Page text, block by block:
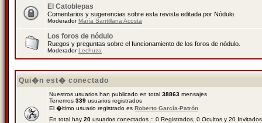
El Catoblepas
Comentarios y sugerencias sobre esta revista editada por Nódulo.
ModeradorMaría Santillana Acosta
Los foros de nódulo
Ruegos y preguntas sobre el funcionamiento de los foros de nódulo.
ModeradorLechuza
Qui�n est� conectado
Nuestros usuarios han publicado en total 38863 mensajes
Tenemos 339 usuarios registrados
El �ltimo usuario registrado es Roberto García-Patrón
En total hay 20 usuarios conectados :: 0 Registrados, 0 Ocultos y 20